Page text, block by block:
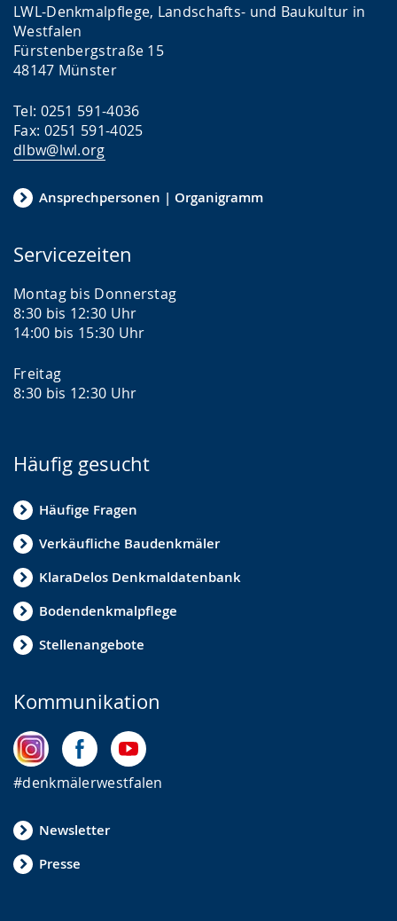
LWL-Denkmalpflege, Landschafts- und Baukultur in
Westfalen
Fürstenbergstraße 15
48147 Münster
Tel: 0251 591-4036
Fax: 0251 591-4025
dlbw@lwl.org
Ansprechpersonen | Organigramm
Servicezeiten
Montag bis Donnerstag
8:30 bis 12:30 Uhr
14:00 bis 15:30 Uhr
Freitag
8:30 bis 12:30 Uhr
Häufig gesucht
Häufige Fragen
Verkäufliche Baudenkmäler
KlaraDelos Denkmaldatenbank
Bodendenkmalpflege
Stellenangebote
Kommunikation
#denkmälerwestfalen
Newsletter
Presse